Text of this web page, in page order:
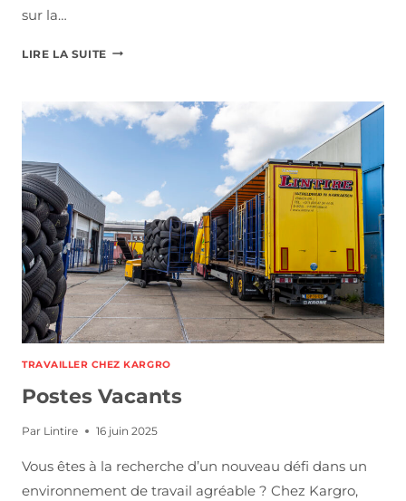
sur la…
LIRE LA SUITEN
E
A
F
X
G
TRAVAILLER CHEZ KARGRO
Postes Vacants
Par Lintire 16 juin 2025
Vous êtes à la recherche d’un nouveau défi dans un
environnement de travail agréable ? Chez Kargro,